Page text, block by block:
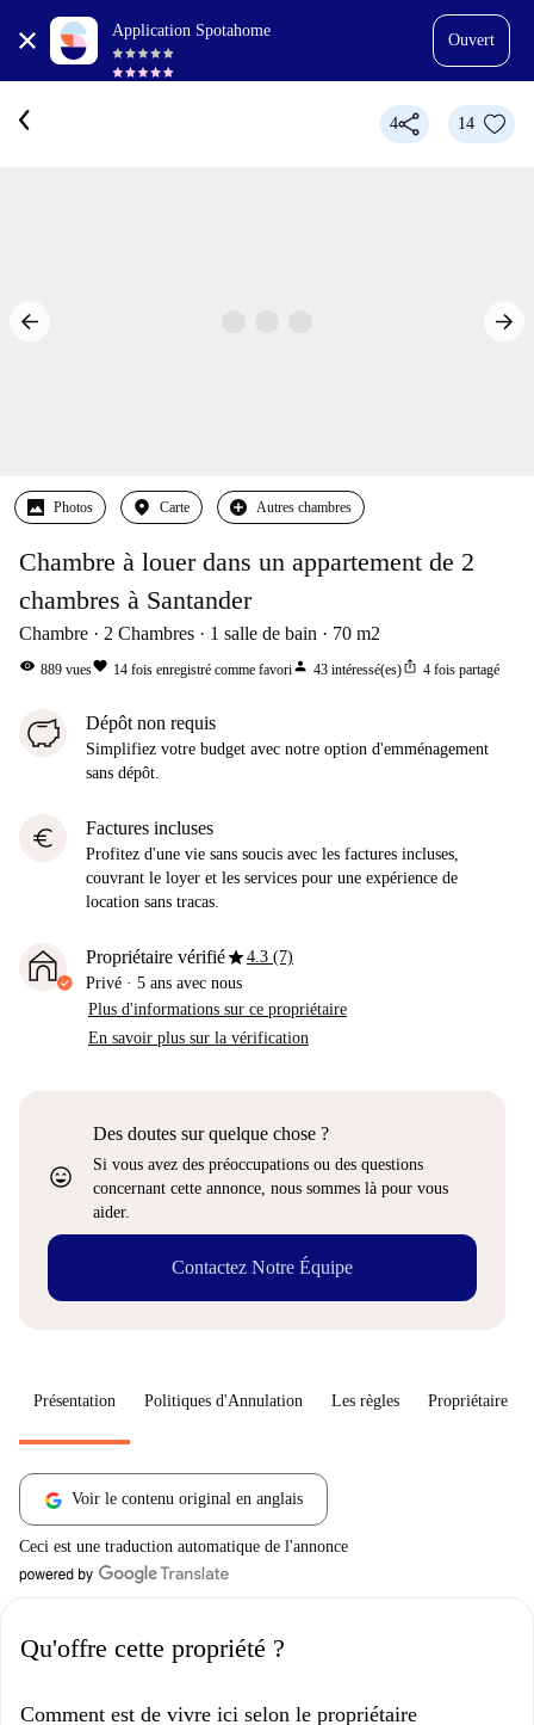
Application Spotahome
Ouvert
4 14
Photos Carte Autres chambres
Chambre à louer dans un appartement de 2
chambres à Santander
Chambre 2 Chambres 1 salle de bain 70 m2
visibility 889 vuesfavorite 14 fois enregistré comme favoriperson 43 intéressé(es)ios_share 4 fois partagé
Dépôt non requis
Simplifiez votre budget avec notre option d'emménagement
sans dépôt.
euro Factures incluses
Profitez d'une vie sans soucis avec les factures incluses,
couvrant le loyer et les services pour une expérience de
location sans tracas.
Propriétaire vérifiéstar4.3 (7)
Privé · 5 ans avec nous
Plus d'informations sur ce propriétaire
En savoir plus sur la vérification
sentiment_very_satisfied
Des doutes sur quelque chose ?
Si vous avez des préoccupations ou des questions
concernant cette annonce, nous sommes là pour vous
aider.
Contactez Notre Équipe
Présentation Politiques d'Annulation Les règles Propriétaire
Voir le contenu original en anglais
Ceci est une traduction automatique de l'annonce
Qu'offre cette propriété ?
Comment est de vivre ici selon le propriétaire